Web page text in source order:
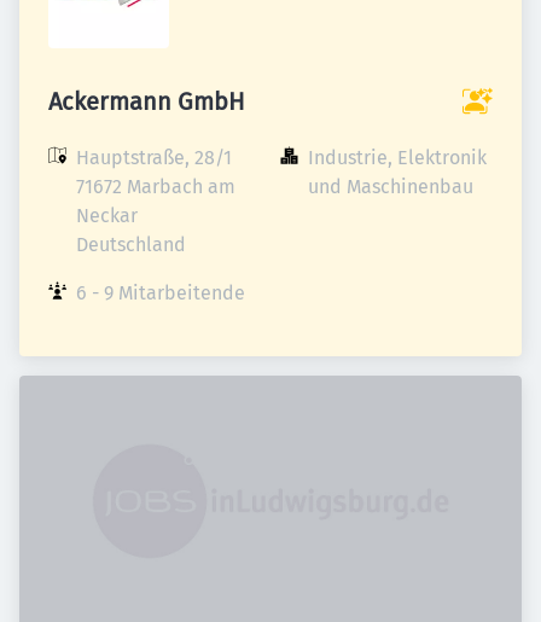
Ackermann GmbH
Hauptstraße, 28/1
71672 Marbach am
Neckar
Deutschland
Industrie, Elektronik
und Maschinenbau
6 - 9 Mitarbeitende